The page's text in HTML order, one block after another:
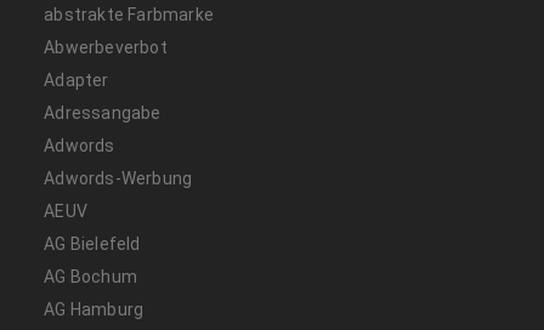
abstrakte Farbmarke
Abwerbeverbot
Adapter
Adressangabe
Adwords
Adwords-Werbung
AEUV
AG Bielefeld
AG Bochum
AG Hamburg